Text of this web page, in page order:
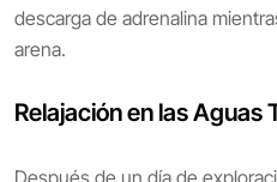
descarga de adrenalina
arena.
Relajación en las Aguas
Después de un día de